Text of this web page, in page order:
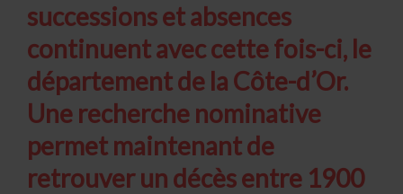
successions et absences
continuent avec cette fois-ci, le
département de la Côte-d’Or.
Une recherche nominative
permet maintenant de
retrouver un décès entre 1900